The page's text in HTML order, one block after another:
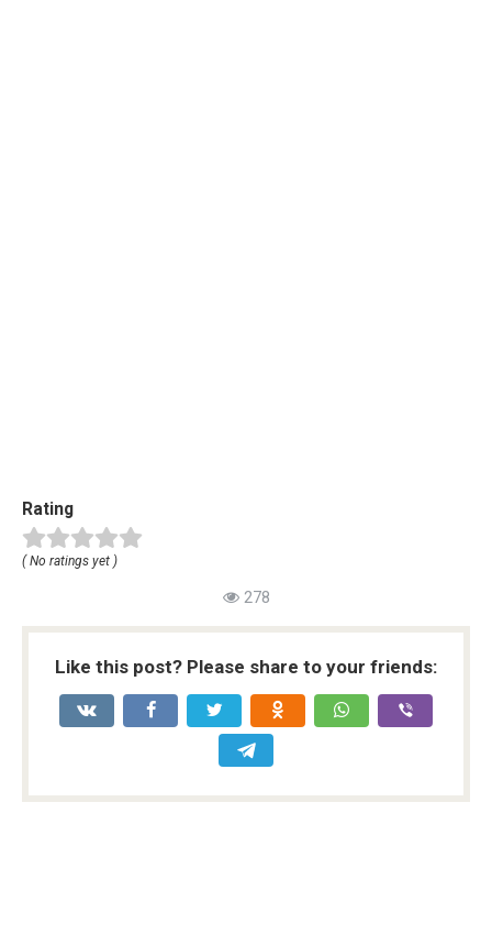
Rating
( No ratings yet )
278
Like this post? Please share to your friends: